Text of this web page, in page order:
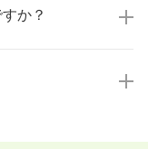
場環境や働く人
判断いただけま
か？
転職を考え始め
からない」とい
WEB面接を導入